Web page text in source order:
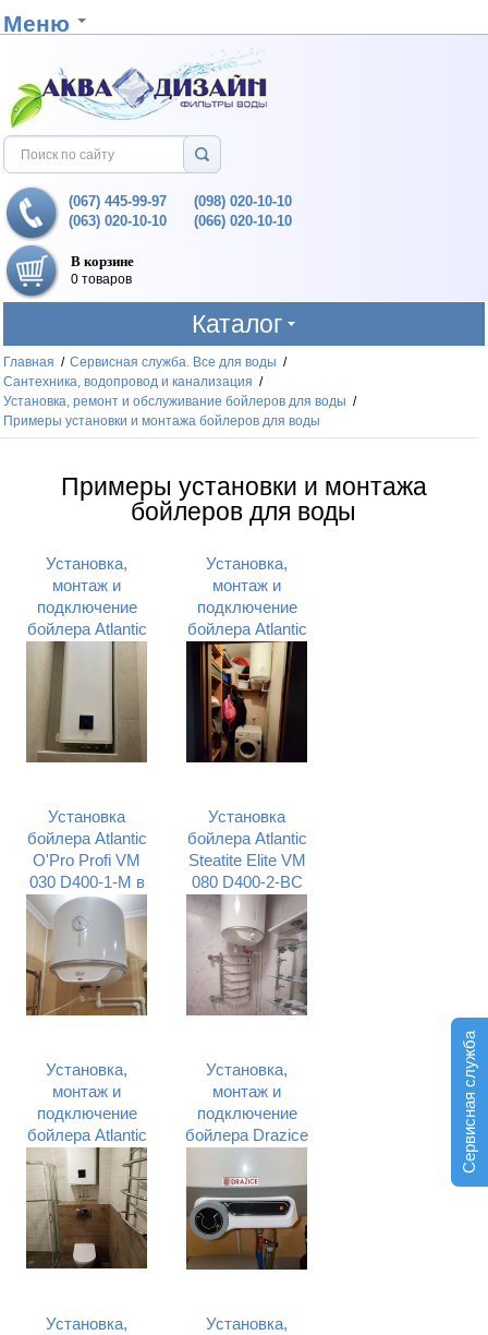
Сервисная служба
Меню
(067) 445-99-97
(063) 020-10-10
(098) 020-10-10
(066) 020-10-10
В корзине
0 товаров
Каталог
Главная / Сервисная служба. Все для воды /
Сантехника, водопровод и канализация /
Установка, ремонт и обслуживание бойлеров для воды /
Примеры установки и монтажа бойлеров для воды
Примеры установки и монтажа
бойлеров для воды
Установка,
монтаж и
подключение
бойлера Atlantic
Cube VM 100 S4
условиях в
Днепровском
районе г. Киева
Установка,
монтаж и
подключение
бойлера Atlantic
O’ProP VM 080
D400-1-M в
кладовке
квартиры в
Святошинском
районе г. Киева
Установка
бойлера Atlantic
O'Pro Profi VM
030 D400-1-M в
Соломенском
районе г. Киева
Установка
бойлера Atlantic
Steatite Elite VM
080 D400-2-BC
в санузле
Деснянском
районе г. Киева
Установка,
монтаж и
подключение
бойлера Atlantic
Cube VM 100 S4
C в гостинице в
Броварах
Киевской
области
Установка,
монтаж и
подключение
бойлера Drazice
Smart (Дразице)
в Подольском
районе г. Киева
Установка,
Установка,